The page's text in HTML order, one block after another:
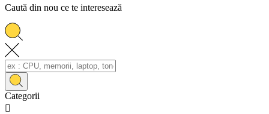
Caută din nou ce te interesează
Categorii
